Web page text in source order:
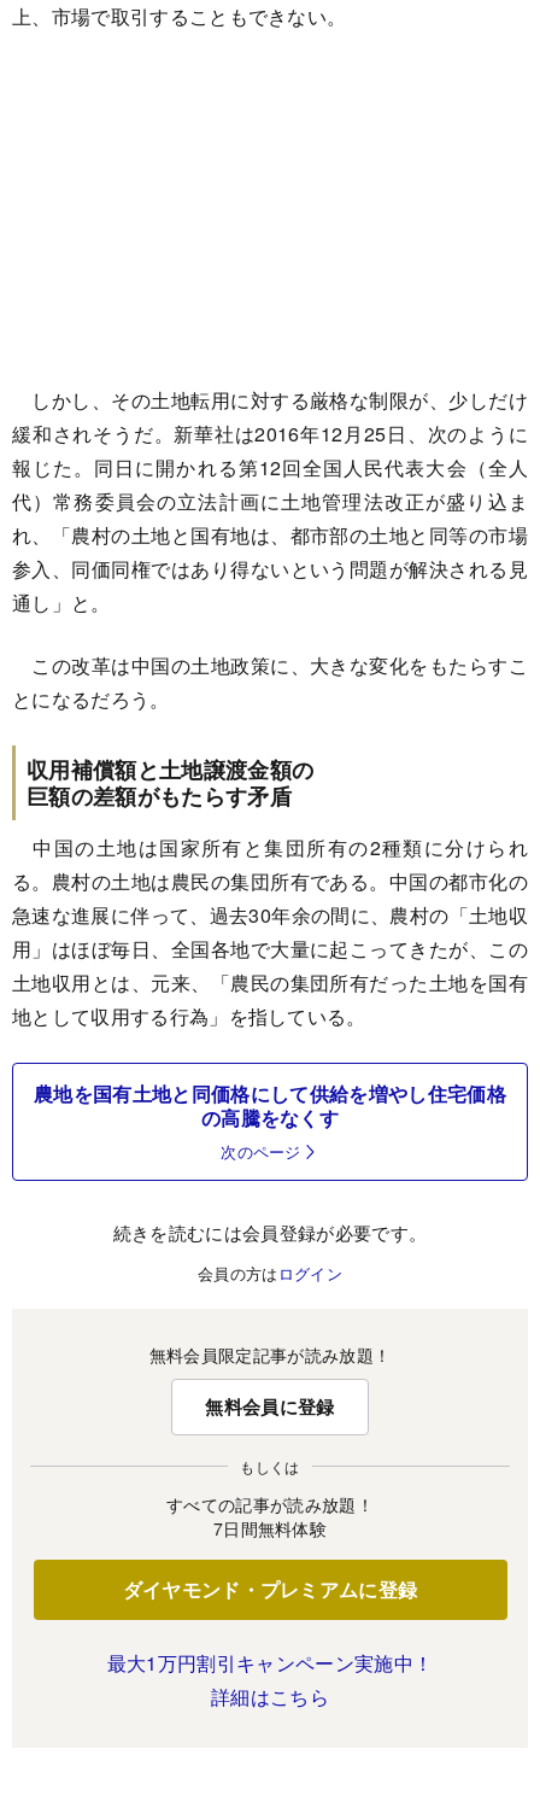
上、市場で取引することもできない。
しかし、その土地転用に対する厳格な制限が、少しだけ
緩和されそうだ。新華社は2016年12月25日、次のように
報じた。同日に開かれる第12回全国人民代表大会（全人
代）常務委員会の立法計画に土地管理法改正が盛り込ま
れ、「農村の土地と国有地は、都市部の土地と同等の市場
参入、同価同権ではあり得ないという問題が解決される見
通し」と。
この改革は中国の土地政策に、大きな変化をもたらすこ
とになるだろう。
収用補償額と土地譲渡金額の
巨額の差額がもたらす矛盾
中国の土地は国家所有と集団所有の2種類に分けられ
る。農村の土地は農民の集団所有である。中国の都市化の
急速な進展に伴って、過去30年余の間に、農村の「土地収
用」はほぼ毎日、全国各地で大量に起こってきたが、この
土地収用とは、元来、「農民の集団所有だった土地を国有
地として収用する行為」を指している。
農地を国有土地と同価格にして供給を増やし住宅価格
の高騰をなくす
次のページ
続きを読むには会員登録が必要です。
会員の方は ログイン
無料会員限定記事が読み放題！
無料会員に登録
もしくは
すべての記事が読み放題！
7日間無料体験
ダイヤモンド・プレミアムに登録
最大1万円割引キャンペーン実施中！
詳細はこちら